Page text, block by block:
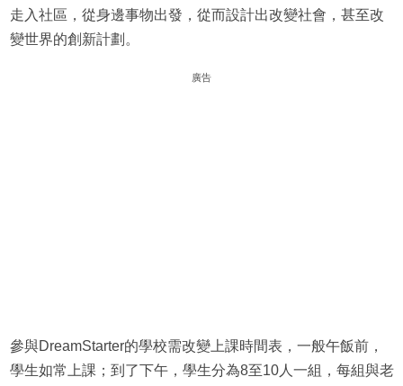
走入社區，從身邊事物出發，從而設計出改變社會，甚至改
變世界的創新計劃。
廣告
參與DreamStarter的學校需改變上課時間表，一般午飯前，
學生如常上課；到了下午，學生分為8至10人一組，每組與老